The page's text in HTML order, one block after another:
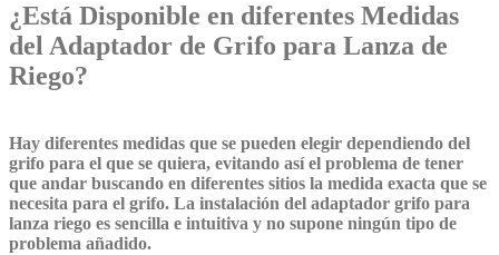
¿Está Disponible en diferentes Medidas
del Adaptador de Grifo para Lanza de
Riego?
Hay diferentes medidas que se pueden elegir dependiendo del
grifo para el que se quiera, evitando así el problema de tener
que andar buscando en diferentes sitios la medida exacta que se
necesita para el grifo. La instalación del adaptador grifo para
lanza riego es sencilla e intuitiva y no supone ningún tipo de
problema añadido.